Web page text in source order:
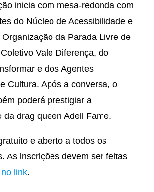
inicia com mesa-redonda com
do Núcleo de Acessibilidade e
Organização da Parada Livre de
Vale Diferença, do
e dos Agentes
Cultura. Após a conversa, o
poderá prestigiar a
da drag queen Adell Fame.
e aberto a todos os
As inscrições devem ser feitas
no link.